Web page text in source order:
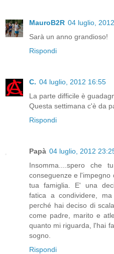
MauroB2R 04 luglio,
Sarà un anno grandioso!
Rispondi
C. 04 luglio, 2012 16:55
La parte difficile è
Questa settimana c'è da
Rispondi
Papà 04 luglio, 2012
Insomma....spero che
conseguenze e l'impegno
tua famiglia. E' una
fatica a condividere,
perché hai deciso di
come padre, marito e
quanto mi riguarda, l'hai
sogno.
Rispondi